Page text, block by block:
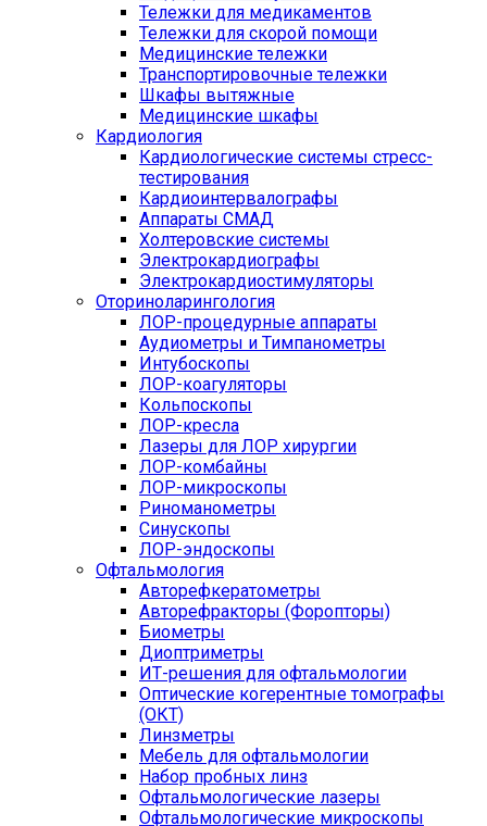
Тележки для медикаментов
Тележки для скорой помощи
Медицинские тележки
Транспортировочные тележки
Шкафы вытяжные
Медицинские шкафы
Кардиология
Кардиологические системы стресс-
тестирования
Кардиоинтервалографы
Аппараты СМАД
Холтеровские системы
Электрокардиографы
Электрокардиостимуляторы
Оториноларингология
ЛОР-процедурные аппараты
Аудиометры и Тимпанометры
Интубоскопы
ЛОР-коагуляторы
Кольпоскопы
ЛОР-кресла
Лазеры для ЛОР хирургии
ЛОР-комбайны
ЛОР-микроскопы
Риноманометры
Синускопы
ЛОР-эндоскопы
Офтальмология
Авторефкератометры
Авторефракторы (Форопторы)
Биометры
Диоптриметры
ИТ-решения для офтальмологии
Оптические когерентные томографы
(ОКТ)
Линзметры
Мебель для офтальмологии
Набор пробных линз
Офтальмологические лазеры
Офтальмологические микроскопы